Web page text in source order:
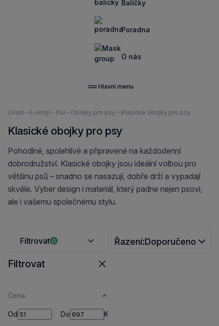
Balíčky
Poradna
O nás
Hlavní menu
Nacházíte
zde:
Úvod E-shop Psi Obojky pro psy Klasické obojky pro psy
Klasické obojky pro psy
Pohodlné, spolehlivé a připravené na každodenní
dobrodružství. Klasické obojky jsou ideální volbou pro
většinu psů – snadno se nasazují, dobře drží a vypadají
skvěle. Vyber design i materiál, který padne nejen psovi,
ale i vašemu společnému stylu.
Řazení:Doporučeno
Filtrovat 0
Filtrovat
Cena
Od Od Do Do Kč